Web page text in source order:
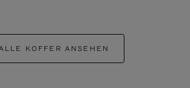
KOFFER ANSEHEN